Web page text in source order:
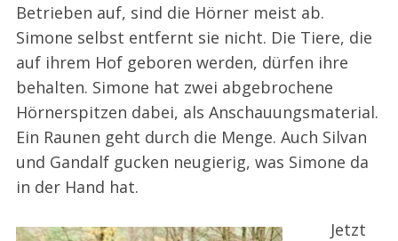
Betrieben auf, sind die Hörner meist ab.
Simone selbst entfernt sie nicht. Die Tiere, die
auf ihrem Hof geboren werden, dürfen ihre
behalten. Simone hat zwei abgebrochene
Hörnerspitzen dabei, als Anschauungsmaterial.
Ein Raunen geht durch die Menge. Auch Silvan
und Gandalf gucken neugierig, was Simone da
in der Hand hat.
Jetzt
r
c
h
f
r
: